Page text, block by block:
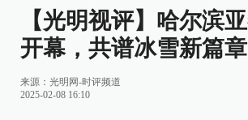
【光明视评】哈尔滨
开幕，共谱冰雪新篇章
来源： 光明网-时评频道
2025-02-08 16:10